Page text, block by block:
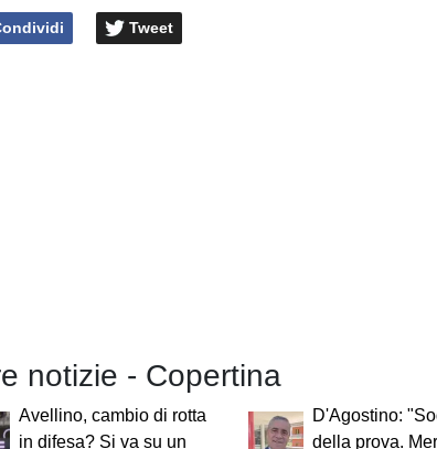
Tweet
notizie - Copertina
Avellino, cambio di rotta
in difesa? Si va su un
D'Agostino:
della prova.